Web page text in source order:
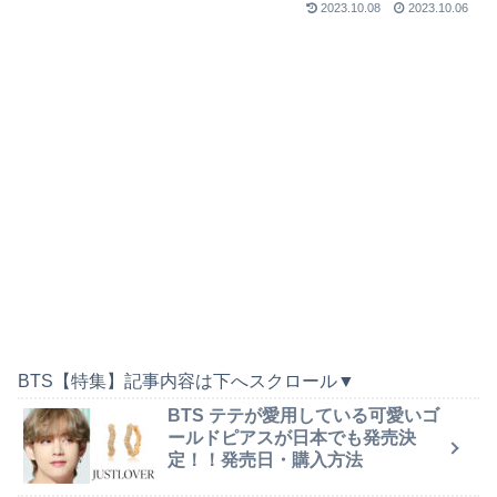
2023.10.08 2023.10.06
BTS【特集】記事内容は下へスクロール▼
BTS テテが愛用している可愛いゴ
ールドピアスが日本でも発売決
定！！発売日・購入方法